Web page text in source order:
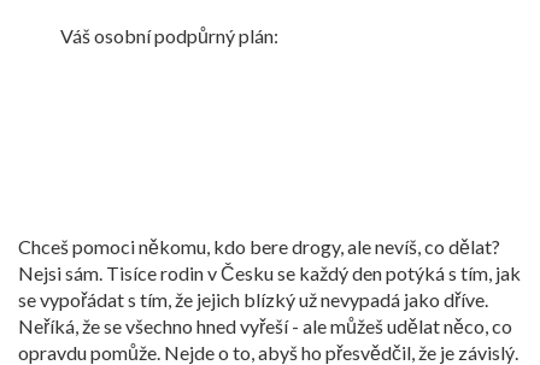
Váš osobní podpůrný plán:
Chceš pomoci někomu, kdo bere drogy, ale nevíš, co dělat?
Nejsi sám. Tisíce rodin v Česku se každý den potýká s tím, jak
se vypořádat s tím, že jejich blízký už nevypadá jako dříve.
Neříká, že se všechno hned vyřeší - ale můžeš udělat něco, co
opravdu pomůže. Nejde o to, abyš ho přesvědčil, že je závislý.